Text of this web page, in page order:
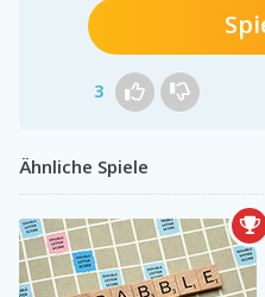
3
Ähnliche Spiele